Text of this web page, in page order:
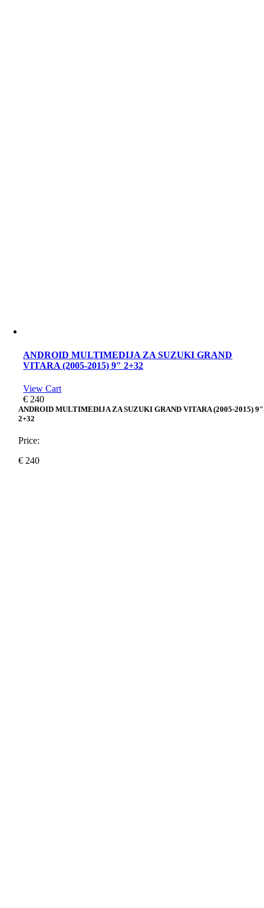
ANDROID MULTIMEDIJA ZA SUZUKI GRAND
VITARA (2005-2015) 9″ 2+32
View Cart
€ 240
ANDROID MULTIMEDIJA ZA SUZUKI GRAND VITARA (2005-2015) 9″
2+32
Price:
€ 240